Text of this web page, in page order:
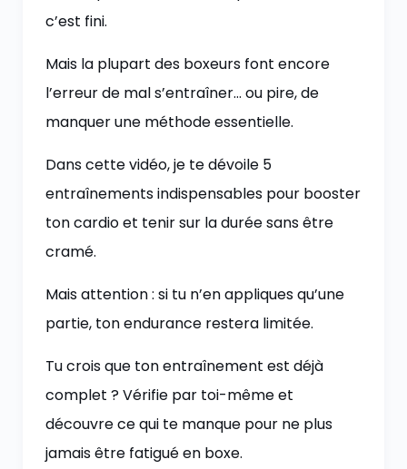
c’est fini.
Mais la plupart des boxeurs font encore
l’erreur de mal s’entraîner… ou pire, de
manquer une méthode essentielle.
Dans cette vidéo, je te dévoile 5
entraînements indispensables pour booster
ton cardio et tenir sur la durée sans être
cramé.
Mais attention : si tu n’en appliques qu’une
partie, ton endurance restera limitée.
Tu crois que ton entraînement est déjà
complet ? Vérifie par toi-même et
découvre ce qui te manque pour ne plus
jamais être fatigué en boxe.